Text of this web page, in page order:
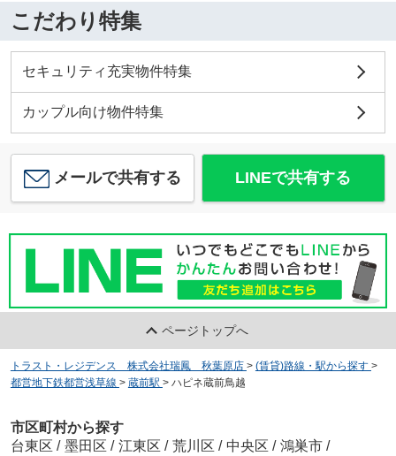
こだわり特集
セキュリティ充実物件特集
カップル向け物件特集
メールで共有する LINEで共有する
ページトップへ
トラスト・レジデンス 株式会社瑞鳳 秋葉原店 > (賃貸)路線・駅から探す >
都営地下鉄都営浅草線 > 蔵前駅 > ハピネ蔵前鳥越
市区町村から探す
台東区 / 墨田区 / 江東区 / 荒川区 / 中央区 / 鴻巣市 /